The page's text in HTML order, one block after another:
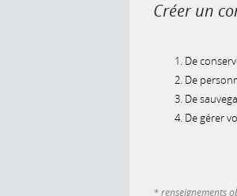
Créer un
De
De
De
De gérer
* renseignements